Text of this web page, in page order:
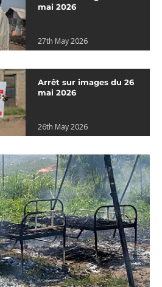
mai 2026
27th May 2026
Arrêt sur images du 26
mai 2026
26th May 2026